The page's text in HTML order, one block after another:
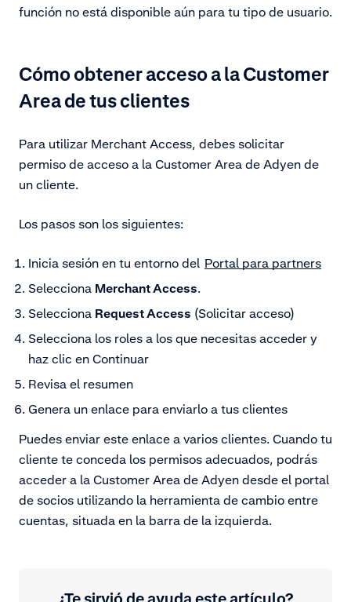
función no está disponible aún para tu tipo de usuario.
Cómo obtener acceso a la Customer
Area de tus clientes
Para utilizar Merchant Access, debes solicitar
permiso de acceso a la Customer Area de Adyen de
un cliente.
Los pasos son los siguientes:
Inicia sesión en tu entorno del Portal para partners
Selecciona Merchant Access.
Selecciona Request Access (Solicitar acceso)
Selecciona los roles a los que necesitas acceder y
haz clic en Continuar
Revisa el resumen
Genera un enlace para enviarlo a tus clientes
Puedes enviar este enlace a varios clientes. Cuando tu
cliente te conceda los permisos adecuados, podrás
acceder a la Customer Area de Adyen desde el portal
de socios utilizando la herramienta de cambio entre
cuentas, situada en la barra de la izquierda.